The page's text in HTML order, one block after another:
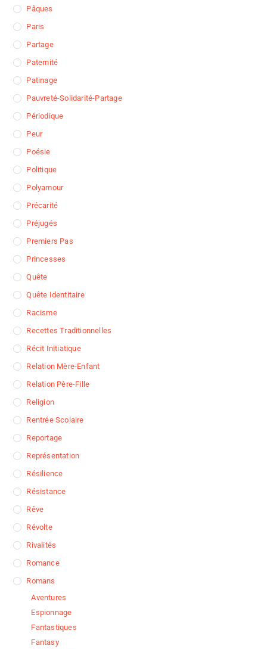
Pâques
Paris
Partage
Paternité
Patinage
Pauvreté-Solidarité-Partage
Périodique
Peur
Poésie
Politique
Polyamour
Précarité
Préjugés
Premiers Pas
Princesses
Quête
Quête Identitaire
Racisme
Recettes Traditionnelles
Récit Initiatique
Relation Mère-Enfant
Relation Père-Fille
Religion
Rentrée Scolaire
Reportage
Représentation
Résilience
Résistance
Rêve
Révolte
Rivalités
Romance
Romans
Aventures
Espionnage
Fantastiques
Fantasy